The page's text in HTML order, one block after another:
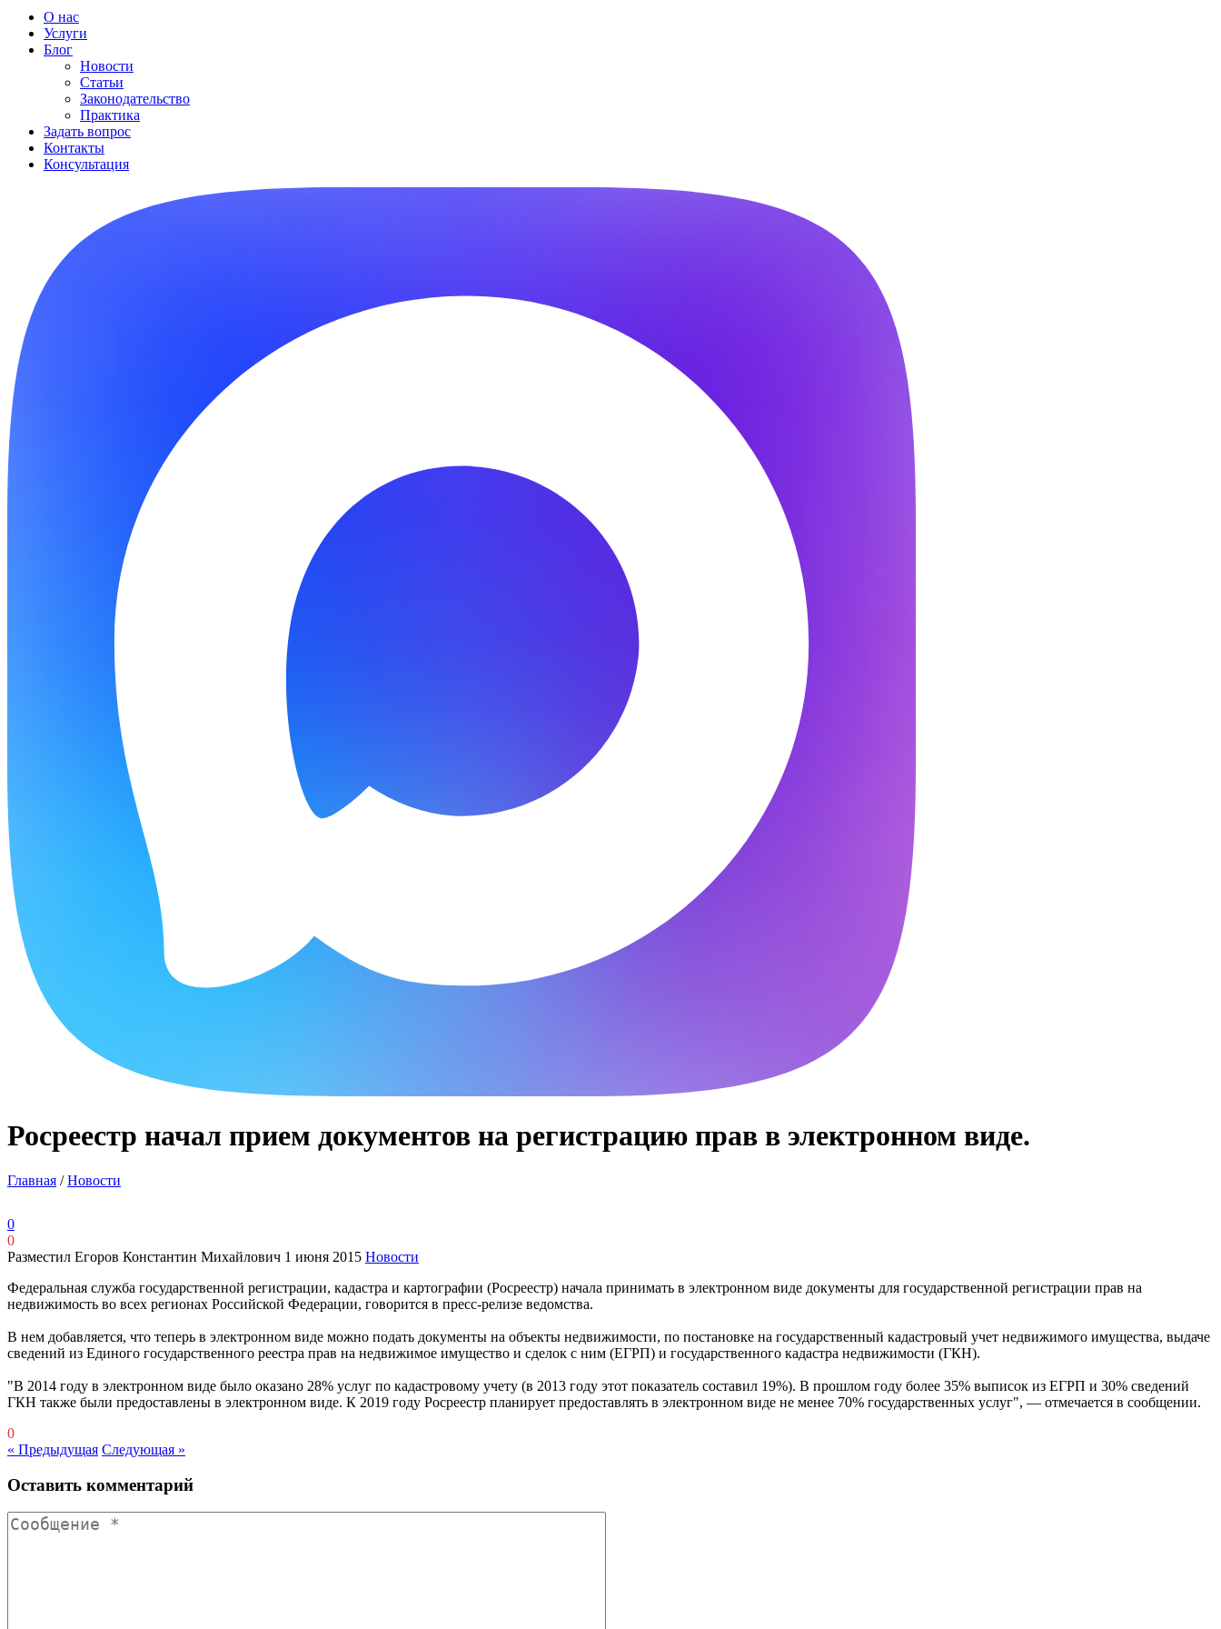
О нас
Услуги
Блог
Новости
Статьи
Законодательство
Практика
Задать вопрос
Контакты
Консультация
Росреестр начал прием документов на регистрацию прав в электронном виде.
Главная /Новости
0
0
Разместил Егоров Константин Михайлович 1 июня 2015 Новости
Федеральная служба государственной регистрации, кадастра и картографии (Росреестр) начала принимать в электронном виде документы для государственной регистрации прав на
недвижимость во всех регионах Российской Федерации, говорится в пресс-релизе ведомства.
В нем добавляется, что теперь в электронном виде можно подать документы на объекты недвижимости, по постановке на государственный кадастровый учет недвижимого имущества, выдаче
сведений из Единого государственного реестра прав на недвижимое имущество и сделок с ним (ЕГРП) и государственного кадастра недвижимости (ГКН).
"В 2014 году в электронном виде было оказано 28% услуг по кадастровому учету (в 2013 году этот показатель составил 19%). В прошлом году более 35% выписок из ЕГРП и 30% сведений
ГКН также были предоставлены в электронном виде. К 2019 году Росреестр планирует предоставлять в электронном виде не менее 70% государственных услуг", — отмечается в сообщении.
0
« Предыдущая Следующая »
Оставить комментарий